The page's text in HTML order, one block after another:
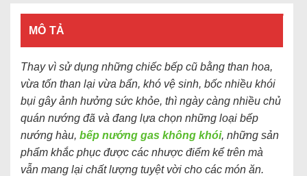
MÔ TẢ
Thay vì sử dụng những chiếc bếp cũ bằng than hoa,
vừa tốn than lại vừa bẩn, khó vệ sinh, bốc nhiều khói
bụi gây ảnh hưởng sức khỏe, thì ngày càng nhiều chủ
quán nướng đã và đang lựa chọn những loại bếp
nướng hàu, bếp nướng gas không khói, những sản
phẩm khắc phục được các nhược điểm kể trên mà
vẫn mang lại chất lượng tuyệt vời cho các món ăn.